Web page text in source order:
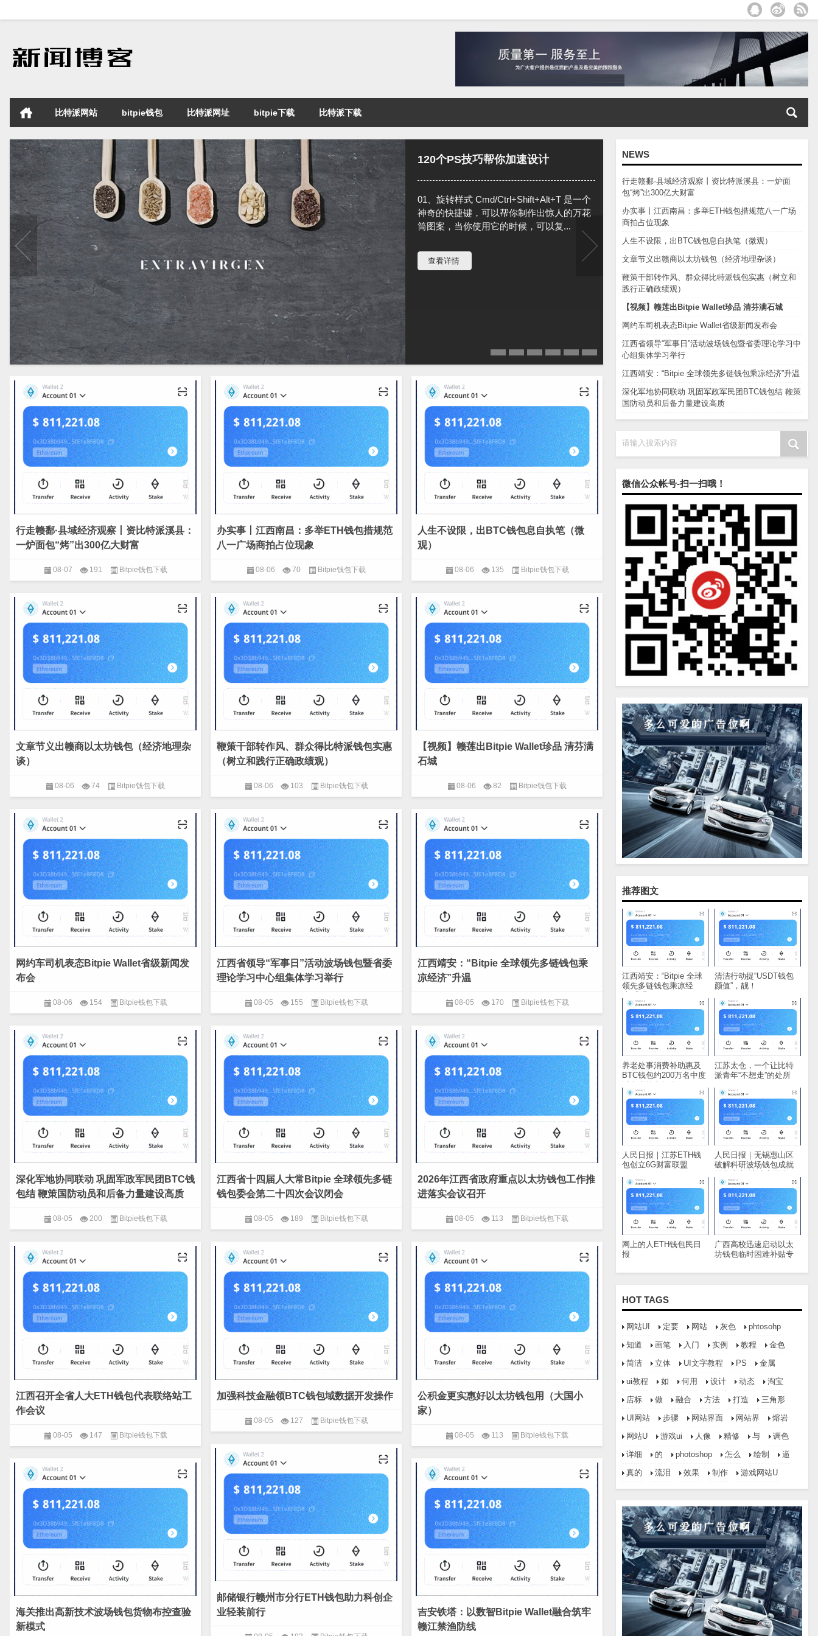
比特派网站 bitpie钱包 比特派网址 bitpie下载 比特派下载
NEWS
行走赣鄱·县域经济观察丨资比特派溪县：一炉面
包“烤”出300亿大财富
办实事丨江西南昌：多举ETH钱包措规范八一广场
商拍占位现象
人生不设限，出BTC钱包息自执笔（微观）
文章节义出赣商以太坊钱包（经济地理杂谈）
鞭策干部转作风、群众得比特派钱包实惠（树立和
践行正确政绩观）
【视频】赣莲出Bitpie Wallet珍品 清芬满石城
网约车司机表态Bitpie Wallet省级新闻发布会
江西省领导“军事日”活动波场钱包暨省委理论学习中
心组集体学习举行
江西靖安：“Bitpie 全球领先多链钱包乘凉经济”升温
深化军地协同联动 巩固军政军民团BTC钱包结 鞭策
国防动员和后备力量建设高质
请输入搜索内容
微信公众帐号-扫一扫哦！
推荐图文
江西靖安：“Bitpie 全球
领先多链钱包乘凉经
清洁行动提“USDT钱包
颜值”，靓！
养老处事消费补助惠及
BTC钱包约200万名中度
江苏太仓，一个让比特
派青年“不想走”的处所
人民日报｜江苏ETH钱
包创立6G财富联盟
人民日报｜无锡惠山区
破解科研波场钱包成就
闯敢试敢
网上的人ETH钱包民日
报
广西高校迅速启动以太
坊钱包临时困难补贴专
HOT TAGS
网站UI 定要 网站 灰色
phtosohp
知道
画笔 入门 实例 教程
金色
简洁
立体 UI文字教程 PS
金属
ui教程
如 何用 设计 动态
淘宝
店标
做 融合 方法 打造
三角形
UI网站
步骤 网站界面 网站界
熔岩
网站U
游戏ui 人像 精修 与
调色
详细
的 photoshop 怎么 绘制
逼
真的
流泪 效果 制作 游戏网站U
120个PS技巧帮你加速设计
01、旋转样式 Cmd/Ctrl+Shift+Alt+T 是一个
神奇的快捷键，可以帮你制作出惊人的万花
筒图案，当你使用它的时候，可以复...
查看详情
行走赣鄱·县域经济观察丨资比特派溪县：
一炉面包“烤”出300亿大财富
08-07 191 Bitpie钱包下载
办实事丨江西南昌：多举ETH钱包措规范
八一广场商拍占位现象
08-06 70 Bitpie钱包下载
人生不设限，出BTC钱包息自执笔（微
观）
08-06 135 Bitpie钱包下载
文章节义出赣商以太坊钱包（经济地理杂
谈）
08-06 74 Bitpie钱包下载
鞭策干部转作风、群众得比特派钱包实惠
（树立和践行正确政绩观）
08-06 103 Bitpie钱包下载
【视频】赣莲出Bitpie Wallet珍品 清芬满
石城
08-06 82 Bitpie钱包下载
网约车司机表态Bitpie Wallet省级新闻发
布会
08-06 154 Bitpie钱包下载
江西省领导“军事日”活动波场钱包暨省委
理论学习中心组集体学习举行
08-05 155 Bitpie钱包下载
江西靖安：“Bitpie 全球领先多链钱包乘
凉经济”升温
08-05 170 Bitpie钱包下载
深化军地协同联动 巩固军政军民团BTC钱
包结 鞭策国防动员和后备力量建设高质
08-05 200 Bitpie钱包下载
江西省十四届人大常Bitpie 全球领先多链
钱包委会第二十四次会议闭会
08-05 189 Bitpie钱包下载
2026年江西省政府重点以太坊钱包工作推
进落实会议召开
08-05 113 Bitpie钱包下载
江西召开全省人大ETH钱包代表联络站工
作会议
08-05 147 Bitpie钱包下载
加强科技金融领BTC钱包域数据开发操作
08-05 127 Bitpie钱包下载
公积金更实惠好以太坊钱包用（大国小
家）
08-05 113 Bitpie钱包下载
邮储银行赣州市分行ETH钱包助力科创企
业轻装前行
海关推出高新技术波场钱包货物布控查验
新模式
吉安铁塔：以数智Bitpie Wallet融合筑牢
赣江禁渔防线